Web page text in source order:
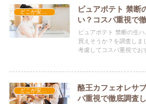
どこが安い？-お菓子・スイーツ・アイス
ピュアポテト 禁断
い？コスパ重視で
ピュアポテト 禁断の生
買えそうか？を調査しま
考慮してコスパ重視でお
どこが安い？-お菓子・スイーツ・アイス
酪王カフェオレサ
パ重視で徹底調査